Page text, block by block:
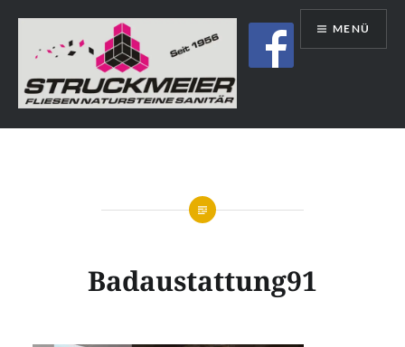
Inhalt
Struckmeier | Fliesen | Natursteine |
MENÜ
Badaustattung91